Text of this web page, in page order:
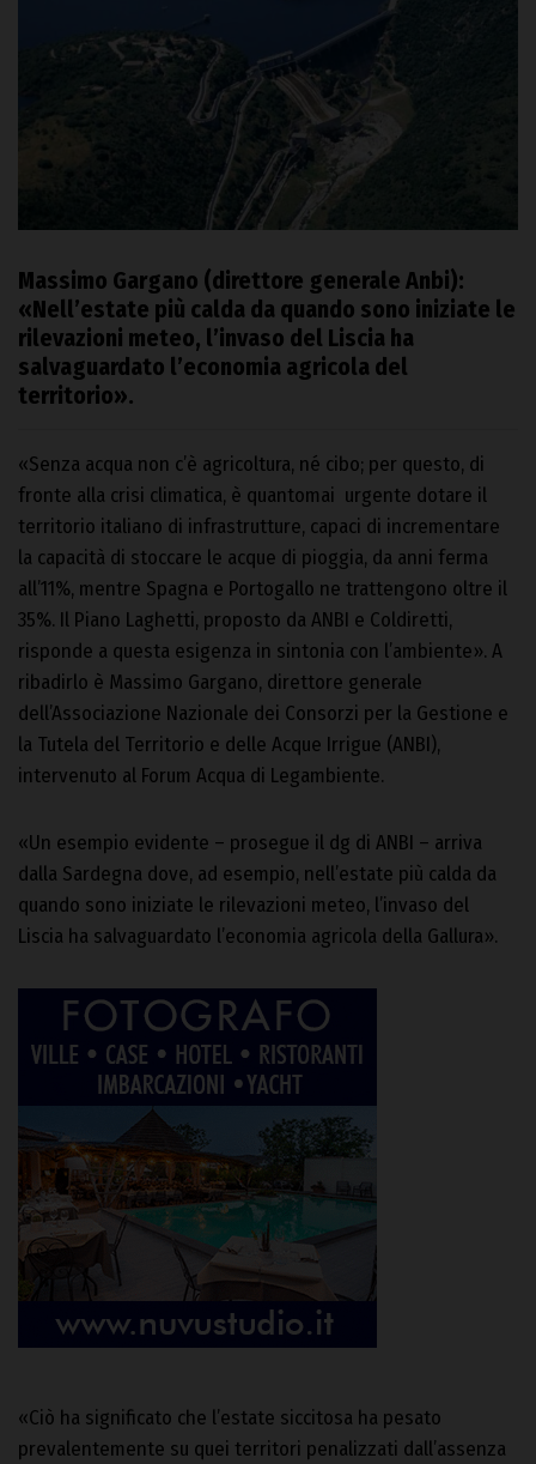
Massimo Gargano (direttore generale Anbi):
«Nell’estate più calda da quando sono iniziate le
rilevazioni meteo, l’invaso del Liscia ha
salvaguardato l’economia agricola del
territorio».
«Senza acqua non c’è agricoltura, né cibo; per questo, di
fronte alla crisi climatica, è quantomai urgente dotare il
territorio italiano di infrastrutture, capaci di incrementare
la capacità di stoccare le acque di pioggia, da anni ferma
all’11%, mentre Spagna e Portogallo ne trattengono oltre il
35%. Il Piano Laghetti, proposto da ANBI e Coldiretti,
risponde a questa esigenza in sintonia con l’ambiente». A
ribadirlo è Massimo Gargano, direttore generale
dell’Associazione Nazionale dei Consorzi per la Gestione e
la Tutela del Territorio e delle Acque Irrigue (ANBI),
intervenuto al Forum Acqua di Legambiente.
«Un esempio evidente – prosegue il dg di ANBI – arriva
dalla Sardegna dove, ad esempio, nell’estate più calda da
quando sono iniziate le rilevazioni meteo, l’invaso del
Liscia ha salvaguardato l’economia agricola della Gallura».
«Ciò ha significato che l’estate siccitosa ha pesato
prevalentemente su quei territori penalizzati dall’assenza